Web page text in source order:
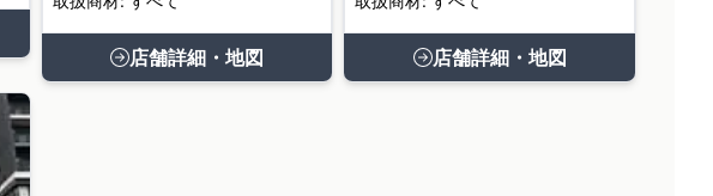
店舗詳細・地図 店舗詳細・地図